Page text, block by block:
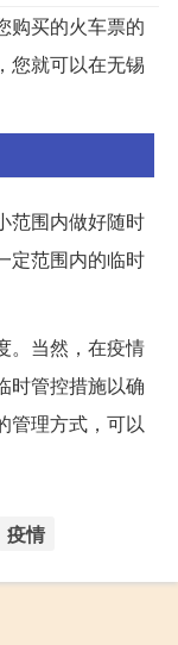
购买的火车票的
您就可以在无锡
范围内做好随时
定范围内的临时
。当然，在疫情
时管控措施以确
管理方式，可以
疫情